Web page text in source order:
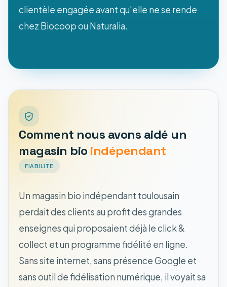
clientèle engagée avant qu'elle ne se rende
chez Biocoop ou Naturalia.
Comment nous avons aidé un
magasin bio indépendant
FIABILITE
Un magasin bio indépendant toulousain
perdait des clients au profit des grandes
enseignes qui proposaient déjà le click &
collect et un programme fidélité en ligne.
Sans site internet, sans présence Google et
sans outil de fidélisation numérique, il voyait sa